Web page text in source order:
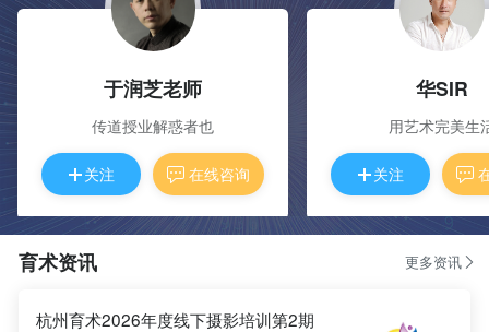
于润芝老师
传道授业解惑者也
关注 在线咨询
华SIR
用艺术完美生
关注
育术资讯 更多资讯
杭州育术2026年度线下摄影培训第2期